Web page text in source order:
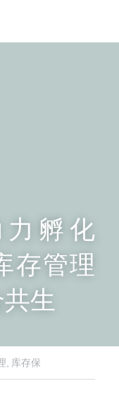
孵化
存管理
生
, 库存保